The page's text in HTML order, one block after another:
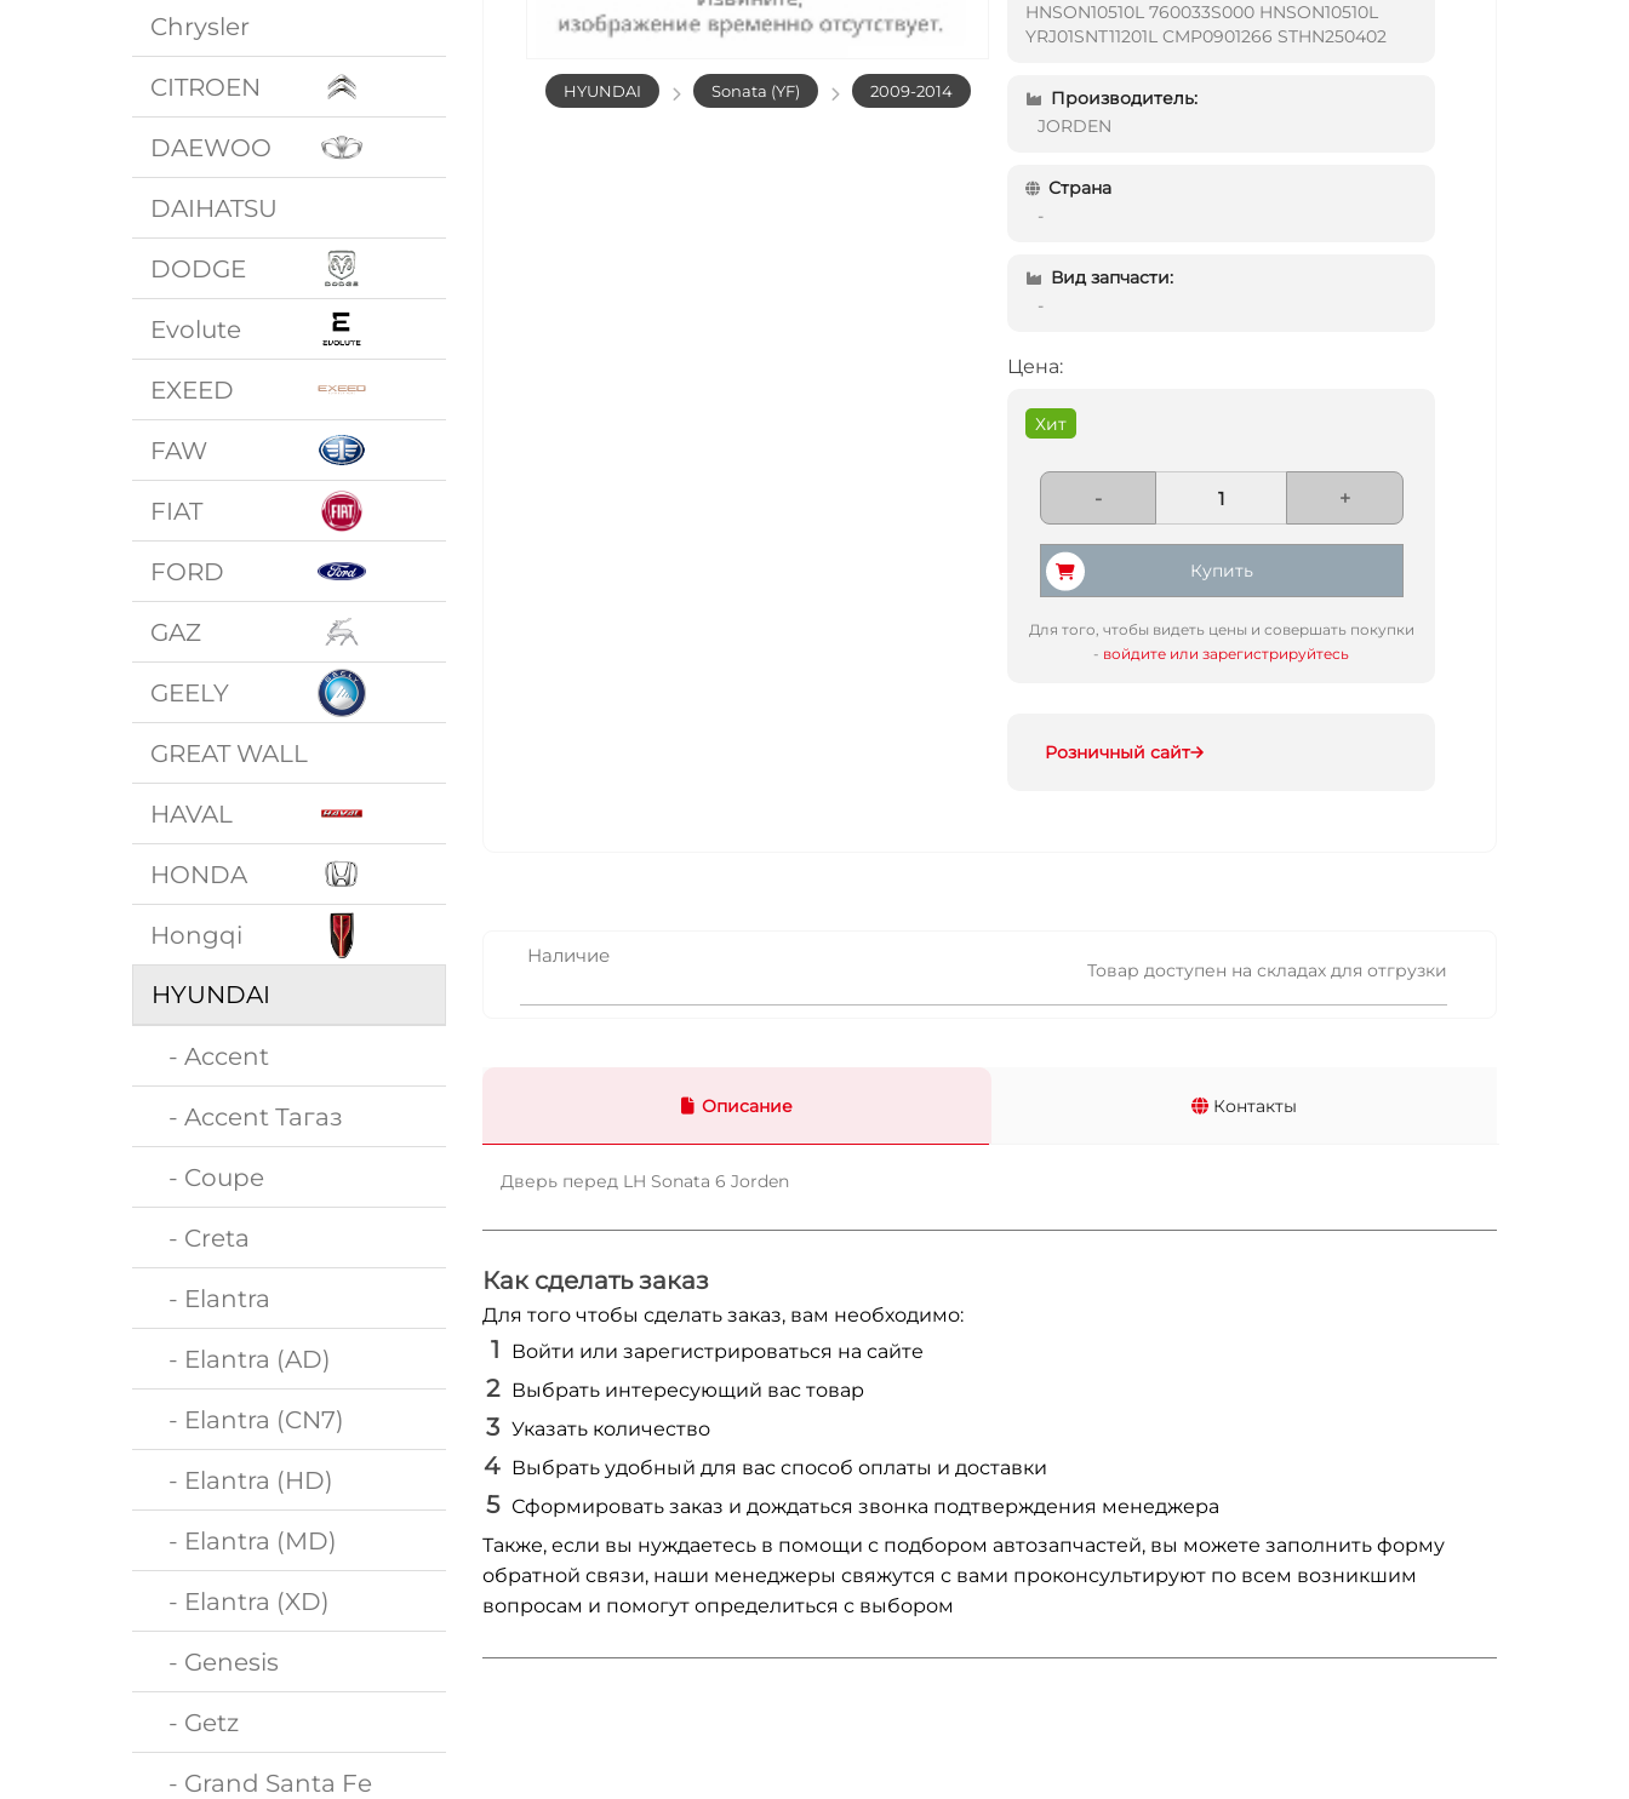
Chrysler
CITROEN
DAEWOO
DAIHATSU
DODGE
Evolute
EXEED
FAW
FIAT
FORD
GAZ
GEELY
GREAT WALL
HAVAL
HONDA
Hongqi
HYUNDAI
- Accent
- Accent Тагаз
- Coupe
- Creta
- Elantra
- Elantra (AD)
- Elantra (CN7)
- Elantra (HD)
- Elantra (MD)
- Elantra (XD)
- Genesis
- Getz
- Grand Santa Fe
HYUNDAI Sonata (YF) 2009-2014
HNSON10510L 760033S000 HNSON10510L
YRJ01SNT11201L CMP0901266 STHN250402
Производитель:
JORDEN
Страна
-
Вид запчасти:
-
Цена:
Хит
- +
Купить
Для того, чтобы видеть цены и совершать покупки
- войдите или зарегистрируйтесь
Розничный сайт
Наличие
Товар доступен на складах для отгрузки
Описание Контакты
Дверь перед LH Sonata 6 Jorden
Как сделать заказ
Для того чтобы сделать заказ, вам необходимо:
Войти или зарегистрироваться на сайте
Выбрать интересующий вас товар
Указать количество
Выбрать удобный для вас способ оплаты и доставки
Сформировать заказ и дождаться звонка подтверждения менеджера
Также, если вы нуждаетесь в помощи с подбором автозапчастей, вы можете заполнить форму
обратной связи, наши менеджеры свяжутся с вами проконсультируют по всем возникшим
вопросам и помогут определиться с выбором